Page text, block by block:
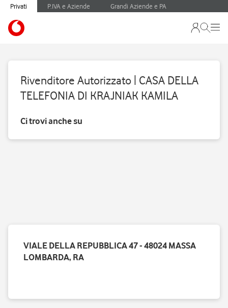
Privati P.IVA e Aziende Grandi Aziende e PA
Rivenditore Autorizzato | CASA DELLA
TELEFONIA DI KRAJNIAK KAMILA
Ci trovi anche su
VIALE DELLA REPUBBLICA 47 - 48024 MASSA
LOMBARDA, RA